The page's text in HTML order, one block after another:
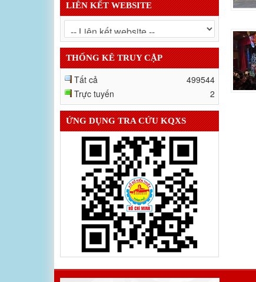
LIÊN KẾT WEBSITE
THỐNG KÊ TRUY CẬP
Tất cả
499544
Trực tuyến
2
ỨNG DỤNG TRA CỨU KQXS